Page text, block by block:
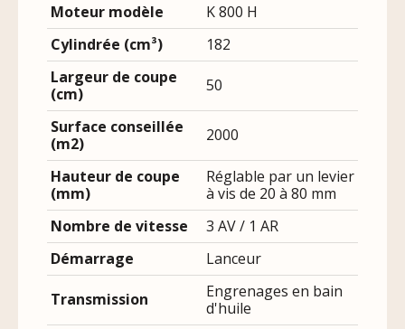
Moteur modèle
K 800 H
Cylindrée (cm³)
182
Largeur de coupe
(cm)
50
Surface conseillée
(m2)
2000
Hauteur de coupe
(mm)
Réglable par un levier
à vis de 20 à 80 mm
Nombre de vitesse
3 AV / 1 AR
Démarrage
Lanceur
Transmission
Engrenages en bain
d'huile